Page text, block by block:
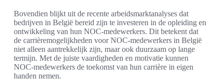
Bovendien blijkt uit de recente arbeidsmarktanalyses dat
bedrijven in België bereid zijn te investeren in de opleiding en
ontwikkeling van hun NOC-medewerkers. Dit betekent dat
de carrièremogelijkheden voor NOC-medewerkers in België
niet alleen aantrekkelijk zijn, maar ook duurzaam op lange
termijn. Met de juiste vaardigheden en motivatie kunnen
NOC-medewerkers de toekomst van hun carrière in eigen
handen nemen.